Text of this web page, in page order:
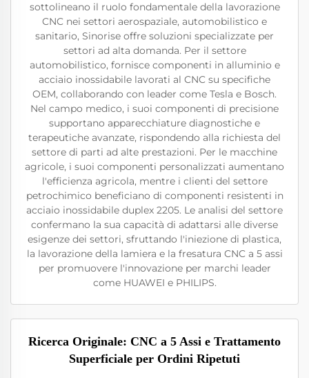
sottolineano il ruolo fondamentale della lavorazione
CNC nei settori aerospaziale, automobilistico e
sanitario, Sinorise offre soluzioni specializzate per
settori ad alta domanda. Per il settore
automobilistico, fornisce componenti in alluminio e
acciaio inossidabile lavorati al CNC su specifiche
OEM, collaborando con leader come Tesla e Bosch.
Nel campo medico, i suoi componenti di precisione
supportano apparecchiature diagnostiche e
terapeutiche avanzate, rispondendo alla richiesta del
settore di parti ad alte prestazioni. Per le macchine
agricole, i suoi componenti personalizzati aumentano
l'efficienza agricola, mentre i clienti del settore
petrochimico beneficiano di componenti resistenti in
acciaio inossidabile duplex 2205. Le analisi del settore
confermano la sua capacità di adattarsi alle diverse
esigenze dei settori, sfruttando l'iniezione di plastica,
la lavorazione della lamiera e la fresatura CNC a 5 assi
per promuovere l'innovazione per marchi leader
come HUAWEI e PHILIPS.
Ricerca Originale: CNC a 5 Assi e Trattamento
Superficiale per Ordini Ripetuti